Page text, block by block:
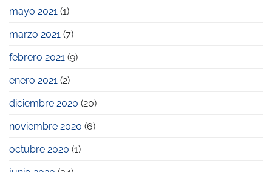
mayo 2021 (1)
marzo 2021 (7)
febrero 2021 (9)
enero 2021 (2)
diciembre 2020 (20)
noviembre 2020 (6)
octubre 2020 (1)